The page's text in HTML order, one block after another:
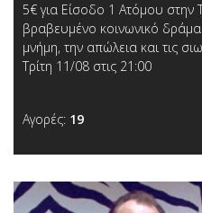
5€ για Είσοδο 1 Ατόμου στην
βραβευμένο κοινωνικό
μνήμη, την απώλεια και τις
Τρίτη 11/08 στις 21:00
Αγορές: 19